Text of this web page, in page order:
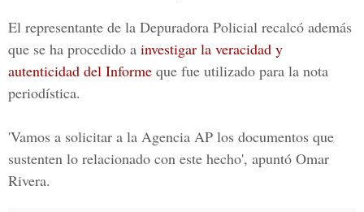
El representante de la Depuradora Policial recalcó además
que se ha procedido a investigar la veracidad y
autenticidad del Informe que fue utilizado para la nota
periodística.
'Vamos a solicitar a la Agencia AP los documentos que
sustenten lo relacionado con este hecho', apuntó Omar
Rivera.